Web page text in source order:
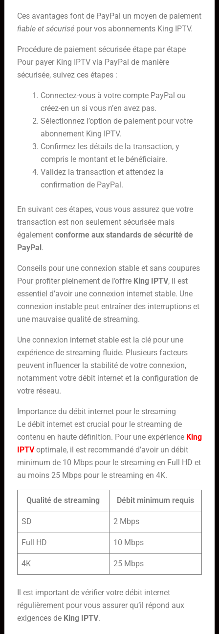
Ces avantages font de PayPal un moyen de paiement
fiable et sécurisépour vos abonnements King IPTV.
Procédure de paiement sécurisée étape par étape
Pour payer King IPTV via PayPal de manière
sécurisée, suivez ces étapes :
Connectez-vous à votre compte PayPal ou
créez-en un si vous n’en avez pas.
Sélectionnez l’option de paiement pour votre
abonnement King IPTV.
Confirmez les détails de la transaction, y
compris le montant et le bénéficiaire.
Validez la transaction et attendez la
confirmation de PayPal.
En suivant ces étapes, vous vous assurez que votre
transaction est non seulement sécurisée mais
également conforme aux standards de sécurité de
PayPal .
Conseils pour une connexion stable et sans coupures
Pour profiter pleinement de l’offre King IPTV, il est
essentiel d’avoir une connexion internet stable. Une
connexion instable peut entraîner des interruptions et
une mauvaise qualité de streaming.
Une connexion internet stable est la clé pour une
expérience de streaming fluide. Plusieurs facteurs
peuvent influencer la stabilité de votre connexion,
notamment votre débit internet et la configuration de
votre réseau.
Importance du débit internet pour le streaming
Le débit internet est crucial pour le streaming de
contenu en haute définition. Pour une expérience King
IPTVoptimale, il est recommandé d’avoir un débit
minimum de 10 Mbps pour le streaming en Full HD et
au moins 25 Mbps pour le streaming en 4K.
Qualité de streaming Débit minimum requis
SD 2 Mbps
Full HD 10 Mbps
4K 25 Mbps
Il est important de vérifier votre débit internet
régulièrement pour vous assurer qu’il répond aux
exigences de King IPTV.